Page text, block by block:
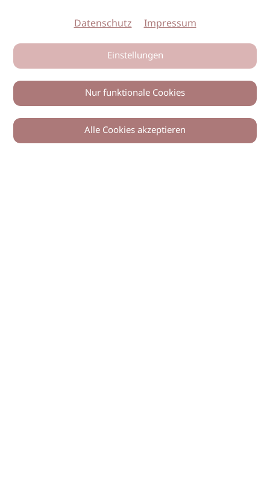
0
Datenschutz Impressum
Einstellungen
Nur funktionale Cookies
Alle Cookies akzeptieren